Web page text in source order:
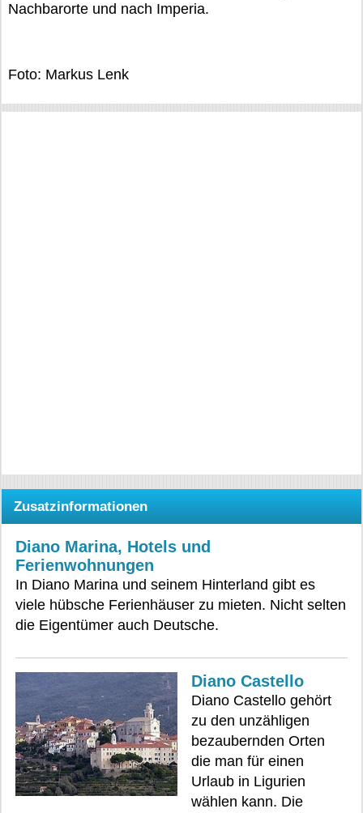
Nachbarorte und nach Imperia.
Foto: Markus Lenk
Zusatzinformationen
Diano Marina, Hotels und
Ferienwohnungen
In Diano Marina und seinem Hinterland gibt es
viele hübsche Ferienhäuser zu mieten. Nicht selten
die Eigentümer auch Deutsche.
Diano Castello
Diano Castello gehört
zu den unzähligen
bezaubernden Orten
die man für einen
Urlaub in Ligurien
wählen kann. Die